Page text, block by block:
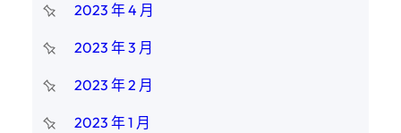
2023 年 4 月
2023 年 3 月
2023 年 2 月
2023 年 1 月